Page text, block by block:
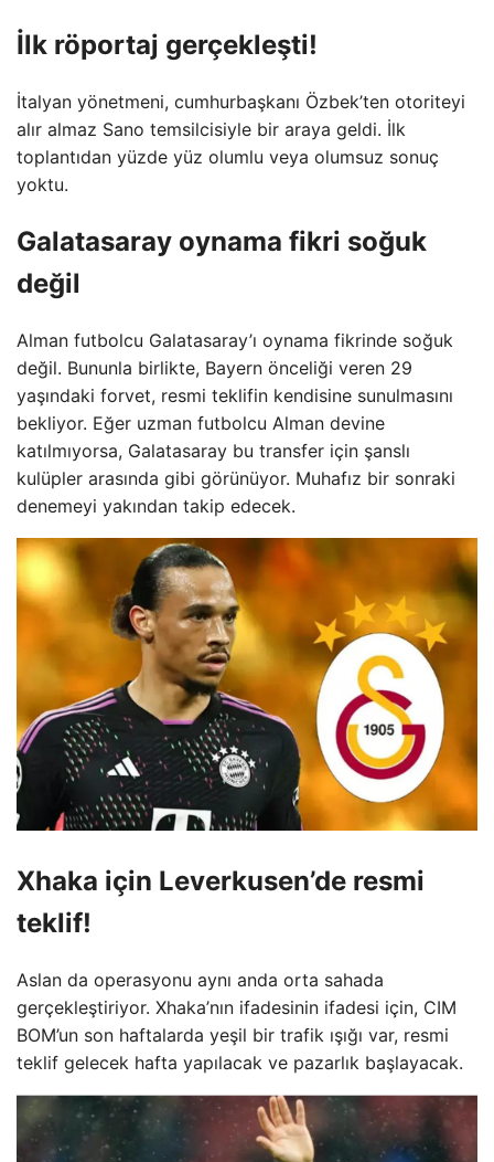
İlk röportaj gerçekleşti!
İtalyan yönetmeni, cumhurbaşkanı Özbek’ten otoriteyi
alır almaz Sano temsilcisiyle bir araya geldi. İlk
toplantıdan yüzde yüz olumlu veya olumsuz sonuç
yoktu.
Galatasaray oynama fikri soğuk
değil
Alman futbolcu Galatasaray’ı oynama fikrinde soğuk
değil. Bununla birlikte, Bayern önceliği veren 29
yaşındaki forvet, resmi teklifin kendisine sunulmasını
bekliyor. Eğer uzman futbolcu Alman devine
katılmıyorsa, Galatasaray bu transfer için şanslı
kulüpler arasında gibi görünüyor. Muhafız bir sonraki
denemeyi yakından takip edecek.
Xhaka için Leverkusen’de resmi
teklif!
Aslan da operasyonu aynı anda orta sahada
gerçekleştiriyor. Xhaka’nın ifadesinin ifadesi için, CIM
BOM’un son haftalarda yeşil bir trafik ışığı var, resmi
teklif gelecek hafta yapılacak ve pazarlık başlayacak.